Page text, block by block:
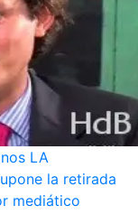
LA
la retirada
mediático